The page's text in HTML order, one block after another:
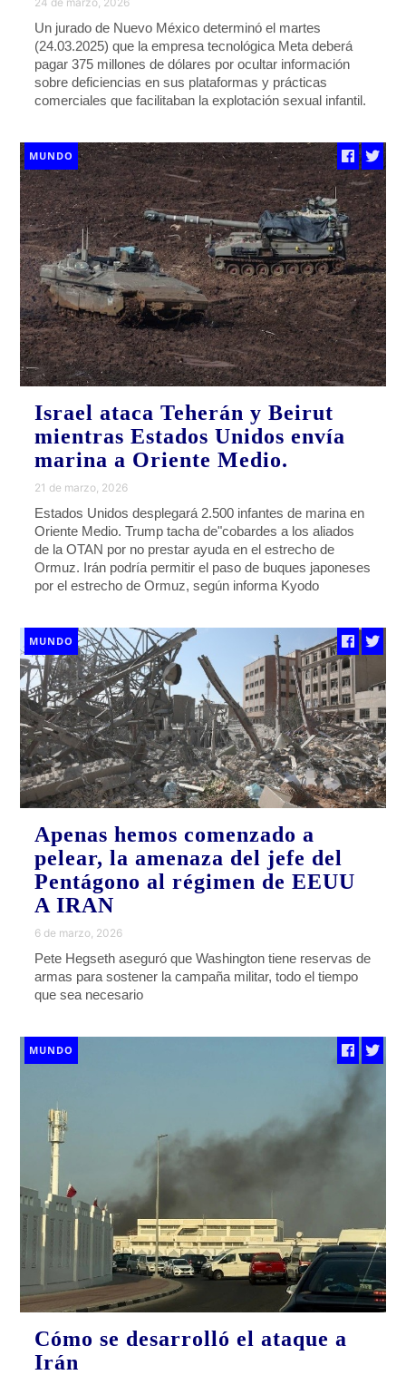
Un jurado de Nuevo México determinó el martes
(24.03.2025) que la empresa tecnológica Meta deberá
pagar 375 millones de dólares por ocultar información
sobre deficiencias en sus plataformas y prácticas
comerciales que facilitaban la explotación sexual infantil.
MUNDO
Israel ataca Teherán y Beirut
mientras Estados Unidos envía
marina a Oriente Medio.
21 de marzo, 2026
Estados Unidos desplegará 2.500 infantes de marina en
Oriente Medio. Trump tacha de"cobardes a los aliados
de la OTAN por no prestar ayuda en el estrecho de
Ormuz. Irán podría permitir el paso de buques japoneses
por el estrecho de Ormuz, según informa Kyodo
MUNDO
Apenas hemos comenzado a
pelear, la amenaza del jefe del
Pentágono al régimen de EEUU
A IRAN
6 de marzo, 2026
Pete Hegseth aseguró que Washington tiene reservas de
armas para sostener la campaña militar, todo el tiempo
que sea necesario
MUNDO
Cómo se desarrolló el ataque a
Irán